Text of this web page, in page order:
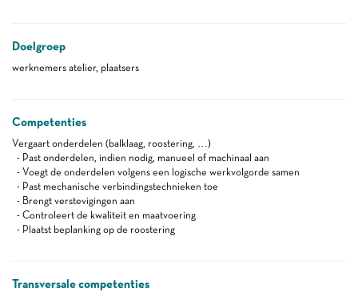
Doelgroep
werknemers atelier, plaatsers
Competenties
Vergaart onderdelen (balklaag, roostering, …)
- Past onderdelen, indien nodig, manueel of machinaal aan
- Voegt de onderdelen volgens een logische werkvolgorde samen
- Past mechanische verbindingstechnieken toe
- Brengt verstevigingen aan
- Controleert de kwaliteit en maatvoering
- Plaatst beplanking op de roostering
Transversale competenties